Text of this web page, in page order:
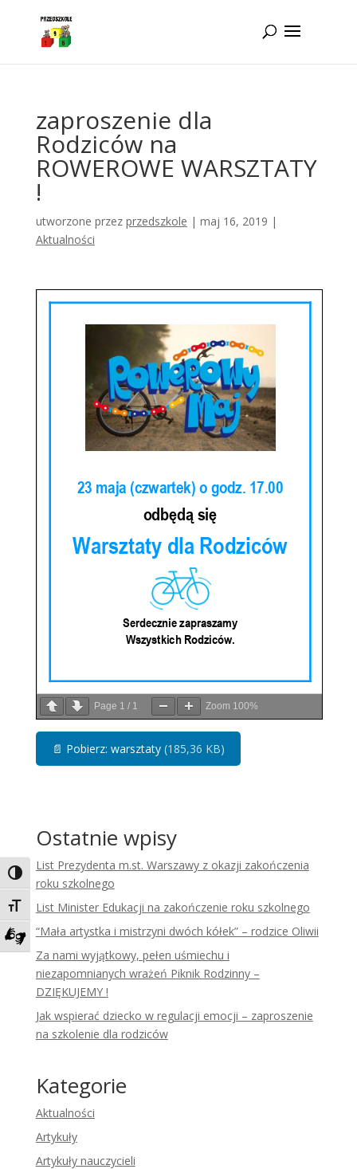
Toggle High Contrast
Toggle Font size
Zadzwoń do tłumacza języka migowego
zaproszenie dla
Rodziców na
ROWEROWE WARSZTATY
!
utworzone przez przedszkole | maj 16, 2019 |
Aktualności
Page 1 / 1 Zoom 100%
📄 Pobierz: warsztaty (185,36 KB)
Ostatnie wpisy
List Prezydenta m.st. Warszawy z okazji zakończenia
roku szkolnego
List Minister Edukacji na zakończenie roku szkolnego
“Mała artystka i mistrzyni dwóch kółek” – rodzice Oliwii
Za nami wyjątkowy, pełen uśmiechu i
niezapomnianych wrażeń Piknik Rodzinny –
DZIĘKUJEMY !
Jak wspierać dziecko w regulacji emocji – zaproszenie
na szkolenie dla rodziców
Kategorie
Aktualności
Artykuły
Artykuły nauczycieli